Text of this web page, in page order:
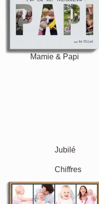
Mamie & Papi